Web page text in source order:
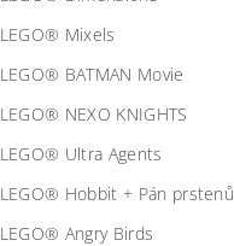
LEGO® Mixels
LEGO® BATMAN Movie
LEGO® NEXO KNIGHTS
LEGO® Ultra Agents
LEGO® Hobbit + Pán prstenů
LEGO® Angry Birds